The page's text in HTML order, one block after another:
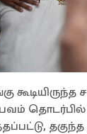
கூடியிருந்த
தொடர்பில்
தகுந்த